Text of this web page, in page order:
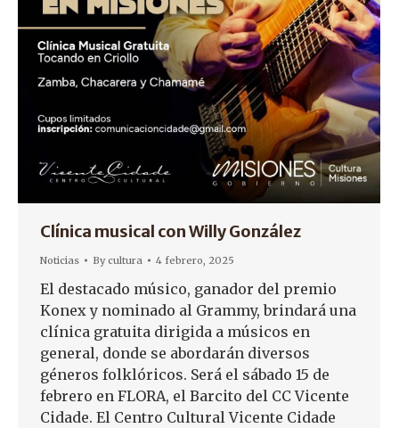
Clínica musical con Willy González
Noticias Bycultura 4 febrero, 2025
El destacado músico, ganador del premio
Konex y nominado al Grammy, brindará una
clínica gratuita dirigida a músicos en
general, donde se abordarán diversos
géneros folklóricos. Será el sábado 15 de
febrero en FLORA, el Barcito del CC Vicente
Cidade. El Centro Cultural Vicente Cidade